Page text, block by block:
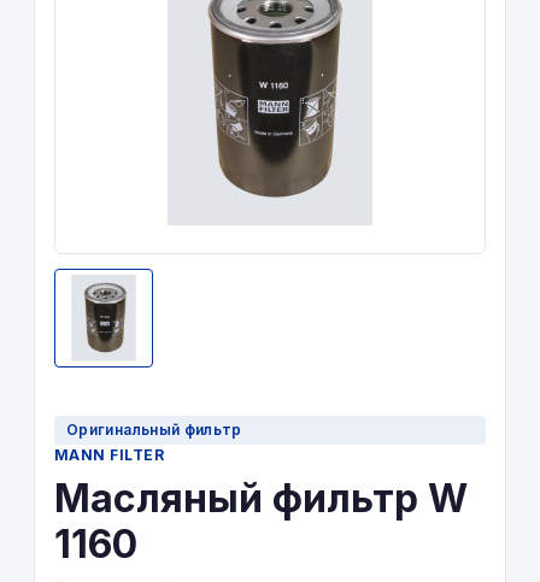
Оригинальный фильтр
MANN FILTER
Масляный фильтр W
1160